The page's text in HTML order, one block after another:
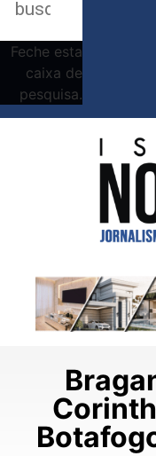
Feche esta
caixa de
pesquisa.